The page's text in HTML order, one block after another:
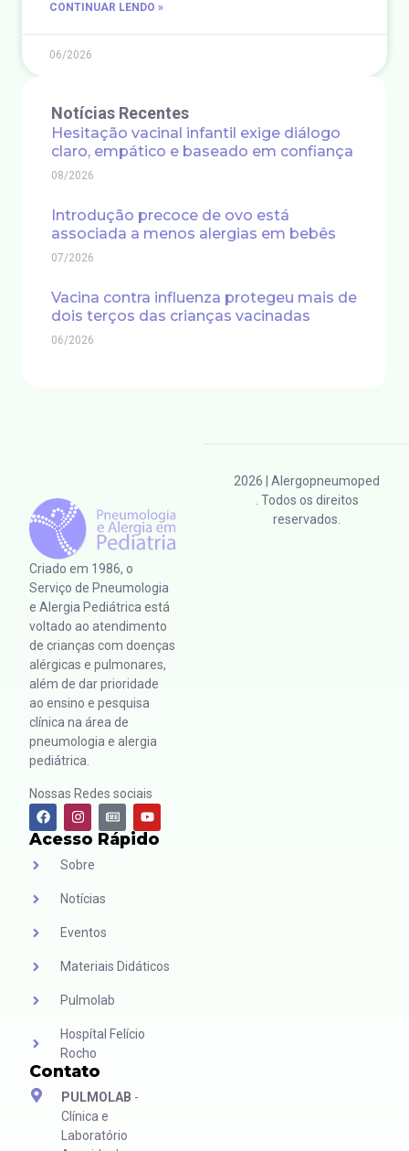
CONTINUAR LENDO »
06/2026
Notícias Recentes
Hesitação vacinal infantil exige diálogo
claro, empático e baseado em confiança
08/2026
Introdução precoce de ovo está
associada a menos alergias em bebês
07/2026
Vacina contra influenza protegeu mais de
dois terços das crianças vacinadas
06/2026
Criado em 1986, o
Serviço de Pneumologia
e Alergia Pediátrica está
voltado ao atendimento
de crianças com doenças
alérgicas e pulmonares,
além de dar prioridade
ao ensino e pesquisa
clínica na área de
pneumologia e alergia
pediátrica.
Nossas Redes sociais
Acesso Rápido
Sobre
Notícias
Eventos
Materiais Didáticos
Pulmolab
Hospítal Felício
Rocho
Contato
PULMOLAB -
Clínica e
Laboratório
2026 | Alergopneumoped
. Todos os direitos
reservados.